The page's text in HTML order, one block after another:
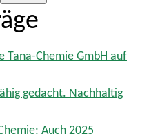
Chemie GmbH auf
gedacht. Nachhaltig
Auch 2025